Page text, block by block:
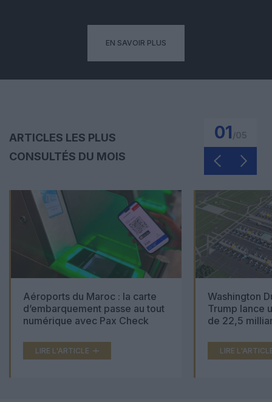
EN SAVOIR PLUS
ARTICLES LES PLUS
CONSULTÉS DU MOIS
01
Aéroports du Maroc : la carte
d’embarquement passe au tout
numérique avec Pax Check
LIRE L'ARTICLE
Washington
Trump lance
de 22,5
LIRE